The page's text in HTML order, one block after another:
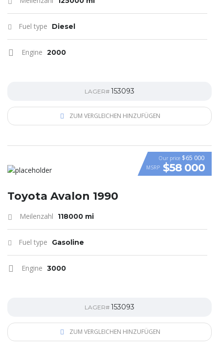
Fuel type Diesel
Engine 2000
LAGER# 153093
ZUM VERGLEICHEN HINZUFÜGEN
VIDEO
Our price $65 000
MSRP $58 000
Toyota Avalon 1990
Meilenzahl 118000 mi
Fuel type Gasoline
Engine 3000
LAGER# 153093
ZUM VERGLEICHEN HINZUFÜGEN